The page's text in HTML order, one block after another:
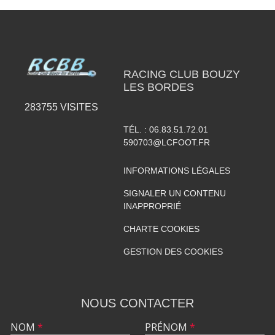
283755 VISITES
RACING CLUB BOUZY
LES BORDES
TÉL. : 06.83.51.72.01
590703@LCFOOT.FR
INFORMATIONS LÉGALES
SIGNALER UN CONTENU
INAPPROPRIÉ
CHARTE COOKIES
GESTION DES COOKIES
NOUS CONTACTER
NOM * PRÉNOM *